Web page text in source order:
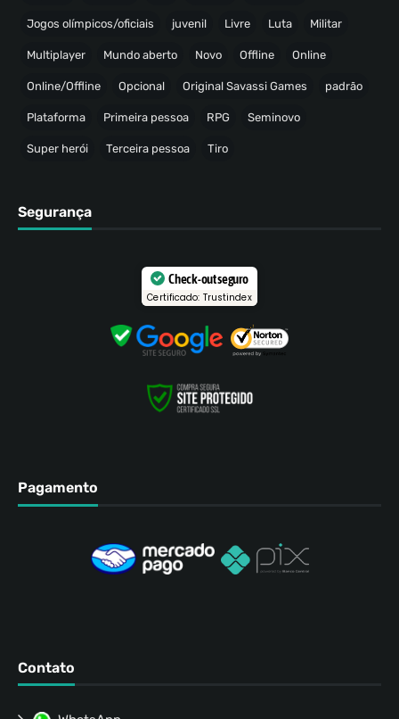
Jogos olímpicos/oficiais juvenil Livre Luta Militar
Multiplayer Mundo aberto Novo Offline Online
Online/Offline Opcional Original Savassi Games padrão
Plataforma Primeira pessoa RPG Seminovo
Super herói Terceira pessoa Tiro
Segurança
Check-out seguro
Certificado: Trustindex
Pagamento
Contato